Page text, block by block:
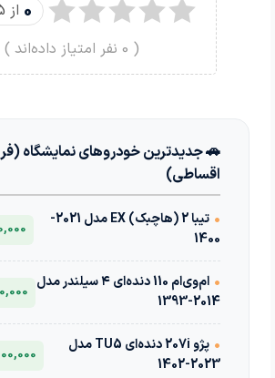
0 از 5 امتیاز
(
0 نفر امتیاز داده‌اند )
🚗 جدیدترین خودروهای نمایشگاه
اقساطی)
•
تیبا 2 (هاچبک) EX مدل 2021-
1400
•
ام‌وی‌ام 110 دنده‌ای ۴ سیلندر مدل
2014-1393
•
پژو 207i دنده‌ای TU5 مدل
2023-1402